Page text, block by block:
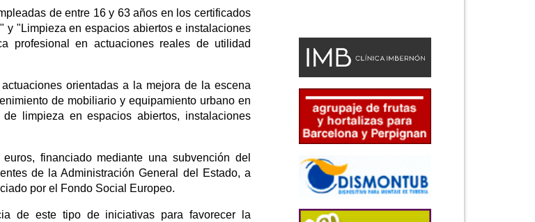
de entre 16 y 63 años en los certificados
"Limpieza en espacios abiertos e instalaciones
profesional en actuaciones reales de utilidad
orientadas a la mejora de la escena
de mobiliario y equipamiento urbano en
limpieza en espacios abiertos, instalaciones
financiado mediante una subvención del
de la Administración General del Estado, a
por el Fondo Social Europeo.
de este tipo de iniciativas para favorecer la